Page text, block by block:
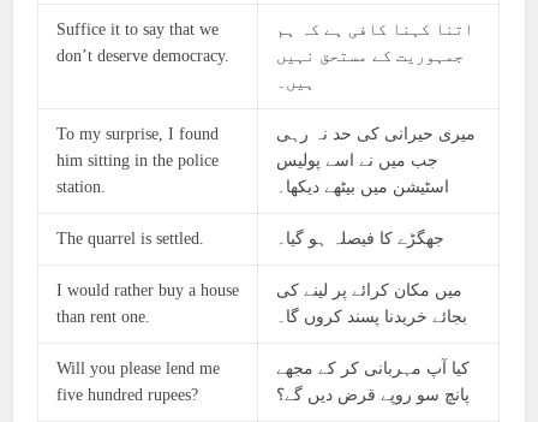
Suffice it to say that we
don’t deserve democracy.
اتنا کہنا کافی ہے کہ ہم
جمہوریت کے مستحق نہیں
ہیں۔
To my surprise, I found
him sitting in the police
station.
میری حیرانی کی حد نہ رہی
جب میں نے اسے پولیس
اسٹیشن میں بیٹھے دیکھا۔
The quarrel is settled. جھگڑے کا فیصلہ ہو گیا۔
I would rather buy a house
than rent one.
میں مکان کرائے پر لینے کی
بجائے خریدنا پسند کروں گا۔
Will you please lend me
five hundred rupees?
کیا آپ مہربانی کر کے مجھے
پانچ سو روپے قرض دیں گے؟